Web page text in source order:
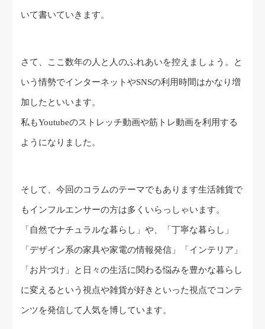
いて書いていきます。
さて、ここ数年の人と人のふれあいを控えましょう。と
いう情勢でインターネットやSNSの利用時間はかなり増
加したといいます。
私もYoutubeのストレッチ動画や筋トレ動画を利用する
ようになりました。
そして、今回のコラムのテーマでもあります生活雑貨で
もインフルエンサーの方は多くいらっしゃいます。
「自然でナチュラルな暮らし」や、「丁寧な暮らし」
「デザイン系の家具や家電の情報発信」「インテリア」
「お片づけ」と日々の生活に関わる悩みを豊かな暮らし
に変えるという視点や雑貨が好きといった視点でコンテ
ンツを発信して人気を博しています。